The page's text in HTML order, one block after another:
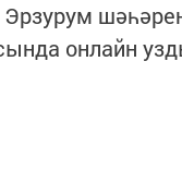
онлайн